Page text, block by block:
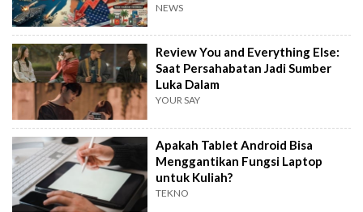
NEWS
Review You and Everything Else:
Saat Persahabatan Jadi Sumber
Luka Dalam
YOUR SAY
Apakah Tablet Android Bisa
Menggantikan Fungsi Laptop
untuk Kuliah?
TEKNO